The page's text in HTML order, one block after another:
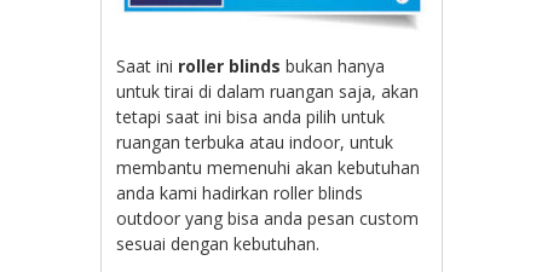
Saat ini roller blinds bukan hanya
untuk tirai di dalam ruangan saja, akan
tetapi saat ini bisa anda pilih untuk
ruangan terbuka atau indoor, untuk
membantu memenuhi akan kebutuhan
anda kami hadirkan roller blinds
outdoor yang bisa anda pesan custom
sesuai dengan kebutuhan.